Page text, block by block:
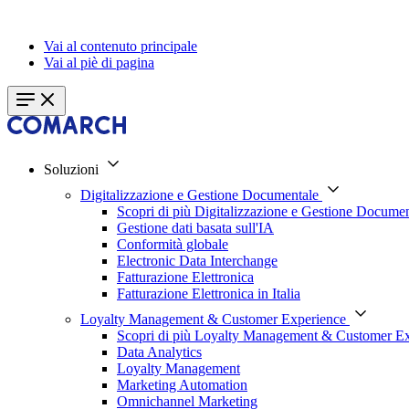
Vai al contenuto principale
Vai al piè di pagina
Soluzioni
Digitalizzazione e Gestione Documentale
Scopri di più Digitalizzazione e Gestione
Gestione dati basata sull'IA
Conformità globale
Electronic Data Interchange
Fatturazione Elettronica
Fatturazione Elettronica in Italia
Loyalty Management & Customer Experience
Scopri di più Loyalty Management & Customer
Data Analytics
Loyalty Management
Marketing Automation
Omnichannel Marketing